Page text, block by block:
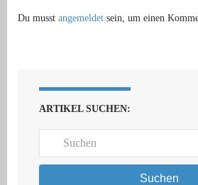
Du musst angemeldet sein, um einen
ARTIKEL SUCHEN:
Suchen